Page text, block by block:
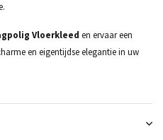
Vloerkleed en ervaar een
en eigentijdse elegantie in uw